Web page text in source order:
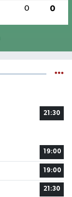
0 0
21:30
19:00
19:00
21:30